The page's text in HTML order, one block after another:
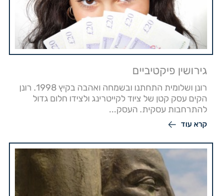
גירושין פיקטיביים
רונן ושלומית התחתנו ובשמחה ואהבה בקיץ 1998. רונן
הקים עסק קטן של ציוד לקייטרינג ולצידו חלום גדול
להתרחבות עסקית. העסק...
קרא עוד